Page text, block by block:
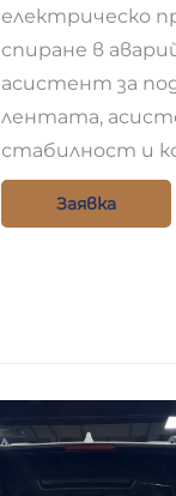
електрическо
спиране в
асистент за
лентата,
стабилност и
Заявка